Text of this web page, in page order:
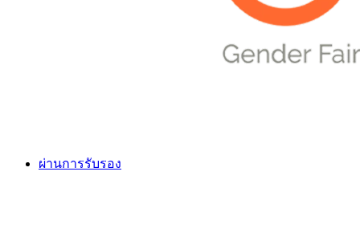
ผ่านการรับรอง